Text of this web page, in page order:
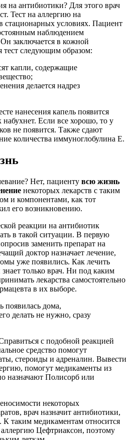
на антибиотики? Для этого врач
Тест на аллергию на
стационарных условиях. Пациент
наблюдением
заключается в кожной
тест следующим образом:
капли, содержащие
делается надрез
нанесения капель появится
набухнет. Если все хорошо, то у
не появится. Также сдают
количества иммуноглобулина Е.
Нет, пациенту всю жизнь
некоторых лекарств с таким
и компонентами, как тот
его возникновению.
реакции на антибиотик
в такой ситуации. В первую
заменить препарат на
доктор назначает лечение,
уже появились. Как лечить
только врач. Ни под каким
лекарства самостоятельно
в их выборе.
появилась дома,
делать не нужно, сразу
с подобной реакцией
средство помогут
стероиды и адреналин. Вывести
помогут медикаменты из
назначают Полисорб или
некоторых
врач назначит антибиотики,
таким медикаментам относится
Цефтриаксон, поэтому